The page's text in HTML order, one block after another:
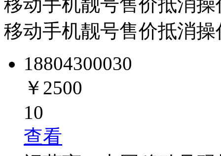
移动手机靓号售价抵消操
18804300030
￥2500
10
查看